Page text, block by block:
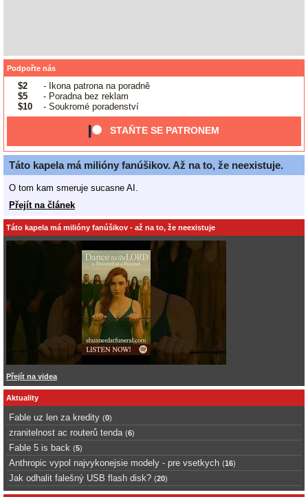
Podpořte nás
$2
- Ikona patrona na poradně
$5
- Poradna bez reklam
$10
- Soukromé poradenství
STAŇTE SE PATRONEM
Táto kapela má milióny fanúšikov. Až na to, že neexistuje.
O tom kam smeruje sucasne AI.
Přejít na článek
Táto kapela má milióny fanúšikov - až na to, že neexistuje
Přejít na videa
Aktuality
Fable uz len za kredity (0)
zranitelnost ac routerů tenda (6)
Fable 5 is back (5)
Anthropic vypol najvykonejsie modely - pre vsetkych (16)
Jak odhalit falešný USB flash disk? (20)